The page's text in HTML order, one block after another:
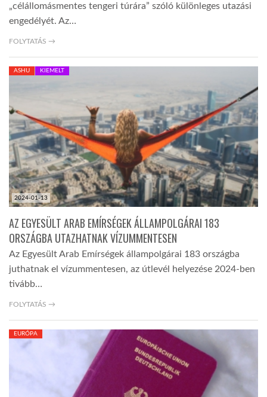
GLOBOTV BP
GLOBOTV
AFRIKA TUDÁSTÁR
A NAP SZÉPE
LINKTR.EE
DOBRAVERO.HU
„célállomásmentes tengeri túrára” szóló különleges utazási
engedélyét. Az…
FOLYTATÁS →
2024-01-13
ASHU KIEMELT
AZ EGYESÜLT ARAB EMÍRSÉGEK ÁLLAMPOLGÁRAI 183
ORSZÁGBA UTAZHATNAK VÍZUMMENTESEN
Az Egyesült Arab Emírségek állampolgárai 183 országba
juthatnak el vízummentesen, az útlevél helyezése 2024-ben
tivább…
FOLYTATÁS →
EURÓPA